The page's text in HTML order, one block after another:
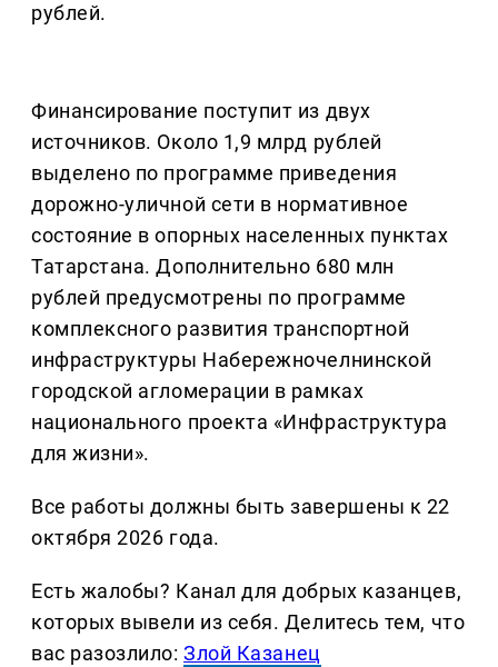
рублей.
Финансирование поступит из двух
источников. Около 1,9 млрд рублей
выделено по программе приведения
дорожно-уличной сети в нормативное
состояние в опорных населенных пунктах
Татарстана. Дополнительно 680 млн
рублей предусмотрены по программе
комплексного развития транспортной
инфраструктуры Набережночелнинской
городской агломерации в рамках
национального проекта «Инфраструктура
для жизни».
Все работы должны быть завершены к 22
октября 2026 года.
Есть жалобы? Канал для добрых казанцев,
которых вывели из себя. Делитеcь тем, что
вас разозлило:Злой Казанец